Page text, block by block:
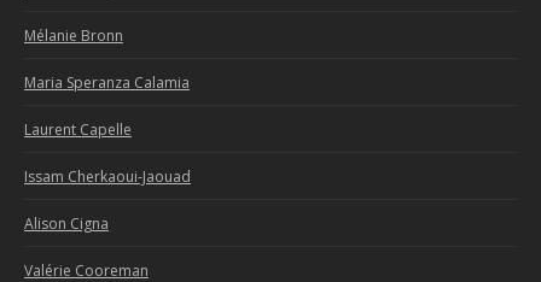
Mélanie Bronn
Maria Speranza Calamia
Laurent Capelle
Issam Cherkaoui-Jaouad
Alison Cigna
Valérie Cooreman